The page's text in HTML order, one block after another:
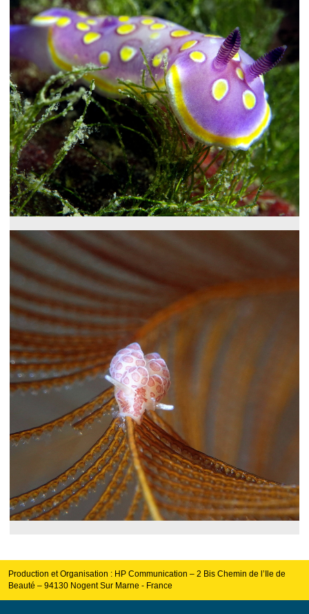
Production et Organisation : HP Communication – 2 Bis Chemin de l’Ile de
Beauté – 94130 Nogent Sur Marne - France